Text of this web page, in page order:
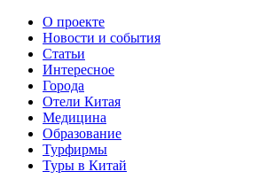
О проекте
Новости и события
Статьи
Интересное
Города
Отели Китая
Медицина
Образование
Турфирмы
Туры в Китай